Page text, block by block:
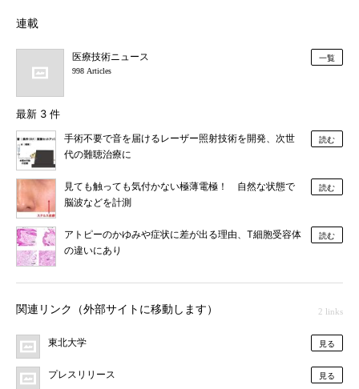
連載
医療技術ニュース
998 Articles
一覧
最新 3 件
手術不要で音を届けるレーザー照射技術を開発、次世
代の難聴治療に
読む
見ても触っても気付かない極薄電極！ 自然な状態で
脳波などを計測
読む
アトピーのかゆみや症状に差が出る理由、T細胞受容体
の違いにあり
読む
関連リンク（外部サイトに移動します） 2 links
東北大学 見る
プレスリリース 見る